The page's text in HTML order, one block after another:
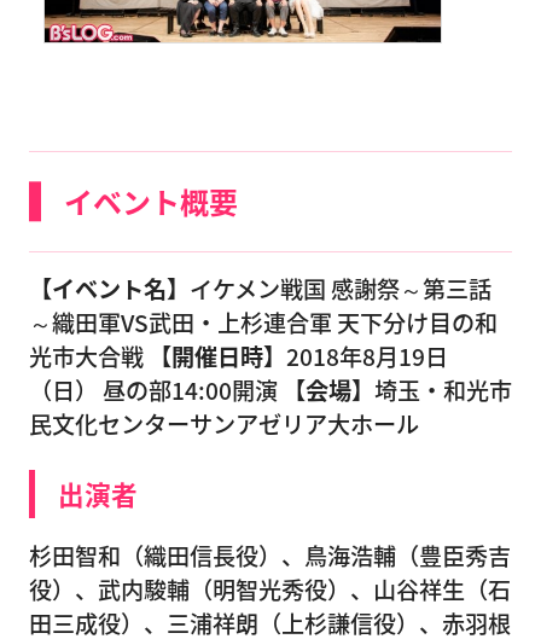
イベント概要
【イベント名】 イケメン戦国 感謝祭～第三話
～織田軍VS武田・上杉連合軍 天下分け目の和
光市大合戦 【開催日時】 2018年8月19日
（日） 昼の部14:00開演 【会場】 埼玉・和光市
民文化センターサンアゼリア大ホール
出演者
杉田智和（織田信長役）、鳥海浩輔（豊臣秀吉
役）、武内駿輔（明智光秀役）、山谷祥生（石
田三成役）、三浦祥朗（上杉謙信役）、赤羽根